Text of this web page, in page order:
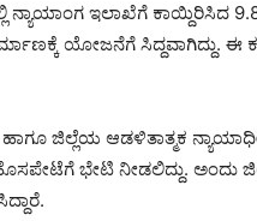
ನ್ಯಾಯಾಂಗ ಇಲಾಖೆಗೆ ಕಾಯ್ದಿರಿಸಿದ
ಯೋಜನೆಗೆ ಸಿದ್ದವಾಗಿದ್ದು. ಈ
ಜಿಲ್ಲೆಯ ಆಡಳಿತಾತ್ಮಕ
ಭೇಟಿ ನೀಡಲಿದ್ದು. ಅಂದು